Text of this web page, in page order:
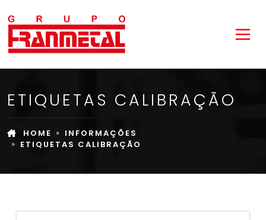
ETIQUETAS CALIBRAÇÃO
HOME
INFORMAÇÕES
ETIQUETAS CALIBRAÇÃO